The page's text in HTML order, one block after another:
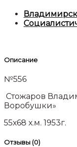
Описание
№556
Стожаров
Воробушки»
55х68 х.м. 1953г.
Отзывы (0)